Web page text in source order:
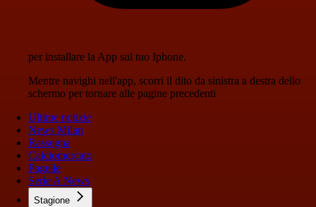
per installare la App sul tuo Iphone.
Mentre navighi nell'app, scorri il dito da sinistra a destra dello
schermo per tornare alle pagine precedenti
Ultime notizie
News Milan
Rassegna
Calciomercato
Pagelle
Serie A News
Stagione